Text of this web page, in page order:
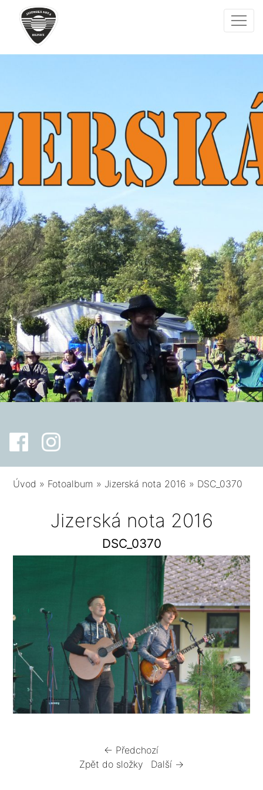
Úvod » Fotoalbum » Jizerská nota 2016 » DSC_0370
Jizerská nota 2016
DSC_0370
← Předchozí
Zpět do složky
Další →